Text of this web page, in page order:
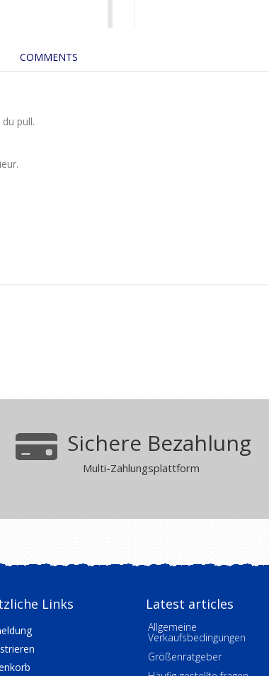
COMMENTS
pull.
Sichere Bezahlung
Multi-Zahlungsplattform
Links Latest articles
Allgemeine
Verkaufsbedingungen
Größenratgeber